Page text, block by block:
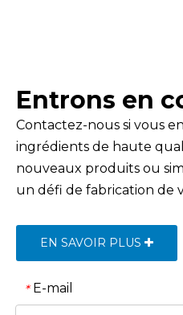
Entrons en
Contactez-nous si vous
ingrédients de haute
nouveaux produits ou
un défi de fabrication de
EN SAVOIR PLUS
* E-mail